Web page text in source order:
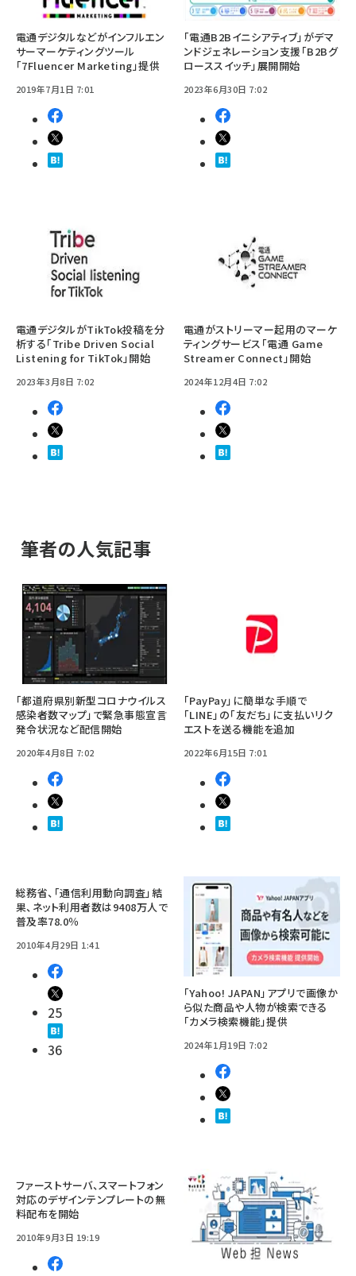
電通デジタルなどがインフルエン
サーマーケティングツール
「7Fluencer Marketing」提供
2019年7月1日 7:01
「電通B2Bイニシアティブ」がデマ
ンドジェネレーション支援「B2Bグ
ローススイッチ」展開開始
2023年6月30日 7:02
電通デジタルがTikTok投稿を分
析する「Tribe Driven Social
Listening for TikTok」開始
2023年3月8日 7:02
電通がストリーマー起用のマーケ
ティングサービス「電通 Game
Streamer Connect」開始
2024年12月4日 7:02
筆者の人気記事
「都道府県別新型コロナウイルス
感染者数マップ」で緊急事態宣言
発令状況など配信開始
2020年4月8日 7:02
「PayPay」に簡単な手順で
「LINE」の「友だち」に支払いリク
エストを送る機能を追加
2022年6月15日 7:01
総務省、「通信利用動向調査」結
果、ネット利用者数は9408万人で
普及率78.0％
2010年4月29日 1:41
25
36
「Yahoo! JAPAN」アプリで画像か
ら似た商品や人物が検索できる
「カメラ検索機能」提供
2024年1月19日 7:02
ファーストサーバ、スマートフォン
対応のデザインテンプレートの無
料配布を開始
2010年9月3日 19:19